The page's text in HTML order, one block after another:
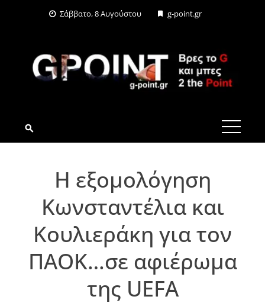
Σάββατο, 8 Αυγούστου g-point.gr
G-POINT.GR
Η εξομολόγηση
Κωνσταντέλια και
Κουλιεράκη για τον
ΠΑΟΚ…σε αφιέρωμα
της UEFA